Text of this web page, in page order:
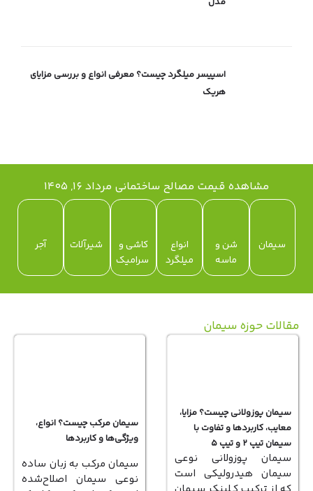
اسپیسر میلگرد چیست؟ معرفی انواع و بررسی مزایای
هریک
مشاهده قیمت مصالح ساختمانی مرداد ۱۶, ۱۴۰۵
سیمان
شن و
میلگرد
کاشی و
سرامیک
شیرآلات
حوزه سیمان
سیمان پوزولانی چیست؟ مزایا،
معایب، کاربردها و تفاوت با
سیمان تیپ ۲ و تیپ ۵
سیمان پوزولانی نوعی
سیمان هیدرولیکی است
سیمان مرکب چیست؟ انواع،
ویژگی‌ها و کاربردها
سیمان مرکب به زبان ساده
نوعی سیمان اصلاح‌شده